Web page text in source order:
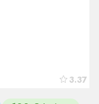
3.37